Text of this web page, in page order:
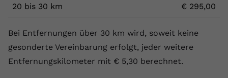
20 bis 30 km € 295,00
Bei Entfernungen über 30 km wird, soweit keine
gesonderte Vereinbarung erfolgt, jeder weitere
Entfernungskilometer mit € 5,30 berechnet.